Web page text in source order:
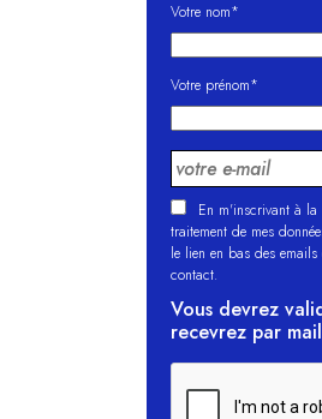
Votre nom*
Votre prénom*
En m'inscrivant à la
traitement de mes
le lien en bas des
contact.
Vous devrez
recevrez par